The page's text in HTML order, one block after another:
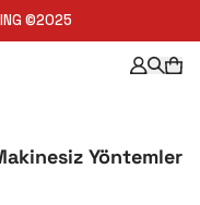
©2025
Yöntemler